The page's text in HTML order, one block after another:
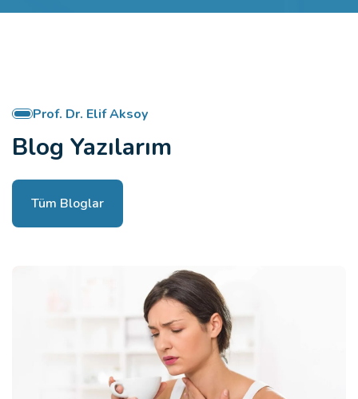
Prof. Dr. Elif Aksoy
Blog Yazılarım
Tüm Bloglar